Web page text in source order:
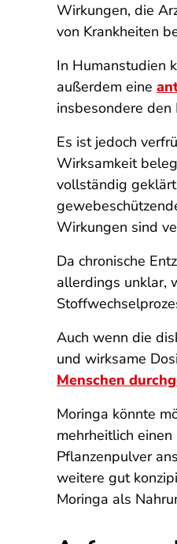
Wirkungen, die
von Krankheiten
In Humanstudien
außerdem eine
insbesondere
Es ist jedoch
Wirksamkeit
vollständig
Wirkungen sind
Da chronische
allerdings unklar,
Auch wenn die
und wirksame
Menschen
Moringa könnte
mehrheitlich
Pflanzenpulver
weitere gut
Moringa als